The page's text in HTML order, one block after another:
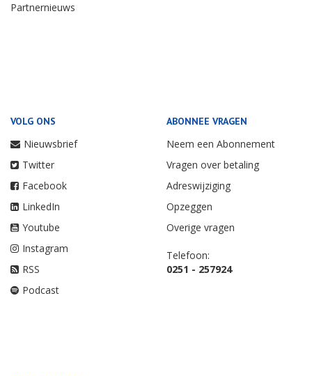
Partnernieuws
VOLG ONS
Nieuwsbrief
Twitter
Facebook
LinkedIn
Youtube
Instagram
RSS
Podcast
ABONNEE VRAGEN
Neem een Abonnement
Vragen over betaling
Adreswijziging
Opzeggen
Overige vragen
Telefoon:
0251 - 257924